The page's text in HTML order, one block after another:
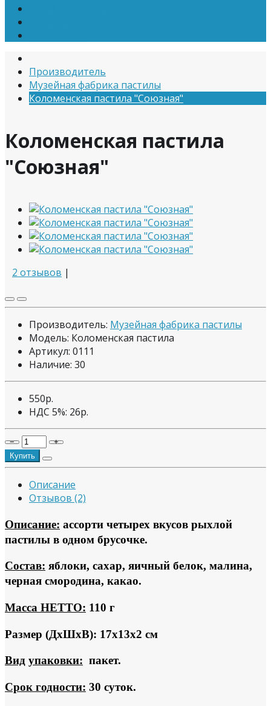
Производитель
Музейная фабрика пастилы
Коломенская пастила "Союзная"
Коломенская пастила
"Союзная"
2 отзывов |
Производитель: Музейная фабрика пастилы
Модель: Коломенская пастила
Артикул: 0111
Наличие: 30
550р.
НДС 5%: 26р.
−
+
Купить
Описание
Отзывов (2)
Описание: ассорти четырех вкусов рыхлой
пастилы в одном брусочке.
Состав: яблоки, сахар, яичный белок, малина,
черная смородина, какао.
Масса НЕТТО: 110 г
Размер (ДхШхВ): 17х13х2 см
Вид упаковки: пакет.
Срок годности: 30 суток.